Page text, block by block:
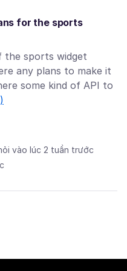
for the sports
the sports widget
any plans to make it
some kind of API to
vào lúc 2 tuần trước